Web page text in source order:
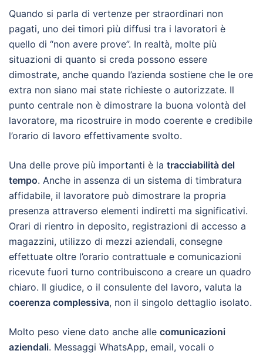
Quando si parla di vertenze per straordinari non
pagati, uno dei timori più diffusi tra i lavoratori è
quello di “non avere prove”. In realtà, molte più
situazioni di quanto si creda possono essere
dimostrate, anche quando l’azienda sostiene che le ore
extra non siano mai state richieste o autorizzate. Il
punto centrale non è dimostrare la buona volontà del
lavoratore, ma ricostruire in modo coerente e credibile
l’orario di lavoro effettivamente svolto.
Una delle prove più importanti è la tracciabilità del
tempo. Anche in assenza di un sistema di timbratura
affidabile, il lavoratore può dimostrare la propria
presenza attraverso elementi indiretti ma significativi.
Orari di rientro in deposito, registrazioni di accesso a
magazzini, utilizzo di mezzi aziendali, consegne
effettuate oltre l’orario contrattuale e comunicazioni
ricevute fuori turno contribuiscono a creare un quadro
chiaro. Il giudice, o il consulente del lavoro, valuta la
coerenza complessiva, non il singolo dettaglio isolato.
Molto peso viene dato anche alle comunicazioni
aziendali. Messaggi WhatsApp, email, vocali o